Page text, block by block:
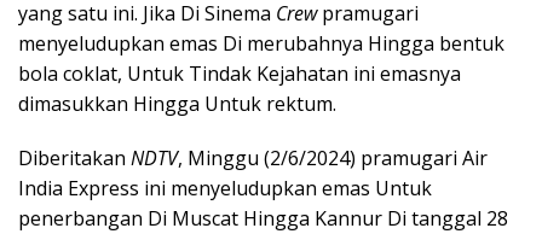
yang satu ini. Jika Di Sinema Crewpramugari
menyeludupkan emas Di merubahnya Hingga bentuk
bola coklat, Untuk Tindak Kejahatan ini emasnya
dimasukkan Hingga Untuk rektum.
Diberitakan NDTV, Minggu (2/6/2024) pramugari Air
India Express ini menyeludupkan emas Untuk
penerbangan Di Muscat Hingga Kannur Di tanggal 28